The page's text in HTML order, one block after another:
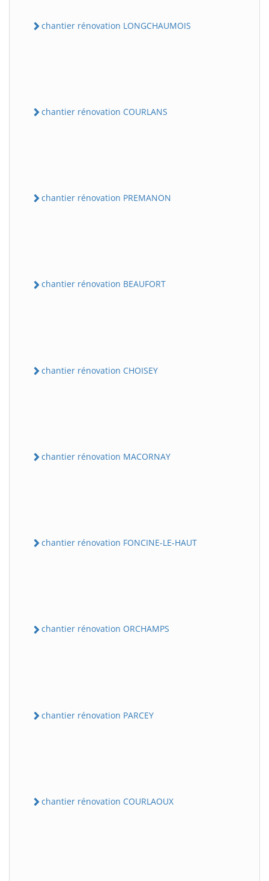
chantier rénovation LONGCHAUMOIS
chantier rénovation COURLANS
chantier rénovation PREMANON
chantier rénovation BEAUFORT
chantier rénovation CHOISEY
chantier rénovation MACORNAY
chantier rénovation FONCINE-LE-HAUT
chantier rénovation ORCHAMPS
chantier rénovation PARCEY
chantier rénovation COURLAOUX